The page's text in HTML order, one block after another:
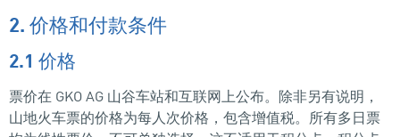
2. 价格和付款条件
2.1 价格
票价在 GKO AG 山谷车站和互联网上公布。除非另有说明，
山地火车票的价格为每人次价格，包含增值税。所有多日票